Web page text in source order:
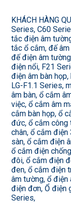
KHÁCH HÀNG
Series, C60
tắc điện âm
tắc ổ cắm, đế
đế điện âm
điện nổi, F21
điện âm bàn
LG-F1.1 Series,
âm bàn, ổ cắm
việc, ổ cắm âm
cắm bàn họp, ổ
đức, ổ cắm công
chân, ổ cắm điện
sàn, ổ cắm điện
ổ cắm điện
đôi, ổ cắm điện
đen, ổ cắm điện
âm tường, ổ điện
điện đơn, Ổ điện
Series,